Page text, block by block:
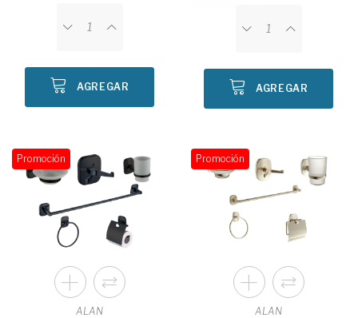
AGREGAR AGREGAR
Promoción
ALAN
Promoción
ALAN